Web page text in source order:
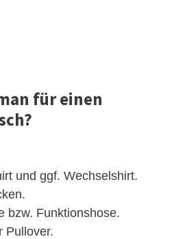
für einen
und ggf. Wechselshirt.
bzw. Funktionshose.
Pullover.